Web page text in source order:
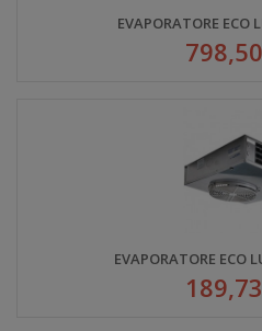
EVAPORATORE ECO
EVAPORATORE ECO